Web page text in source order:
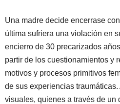
Una madre decide encerrase
última sufriera una violación en
encierro de 30 precarizados
partir de los cuestionamientos y
motivos y procesos primitivos
de sus experiencias
visuales, quienes a través de un